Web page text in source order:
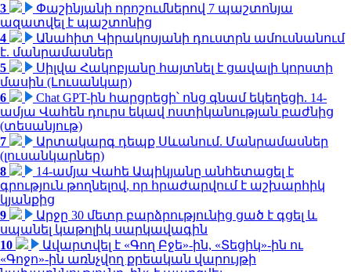
3
Փաշինյանի որոշումներով 7 պաշտոնյա
ազատվել է պաշտոնից
4
Անահիտ Կիրակոսյանի դուստրն ամուսնանում
է. մանրամասներ
5
Սիլվա Հակոբյանը հայտնել է ցավալի կորստի
մասին (Լուսանկար)
6
Chat GPT-ին հարցրեցի՝ ոնց գնամ եկեղեցի. 14-
ամյա Վահեն դուրս եկավ ոստիկանության բաժնից
(տեսանյութ)
7
Արտակարգ դեպք Սևանում. Մանրամասներ
(լուսանկարներ)
8
14-ամյա Վահե Ապիկյանը անհետացել է
գրություն թողնելով, որ հրաժարվում է աշխարհիկ
կյանքից
9
Արջը 30 մետր բարձրությունից ցած է գցել և
սպանել կաթոլիկ սարկավագին
10
Ավարտվել է «Գող Բջե»-ին, «Տեցիկ»-ին ու
«Գոջո»-ին առնչվող քրեական վարույթի